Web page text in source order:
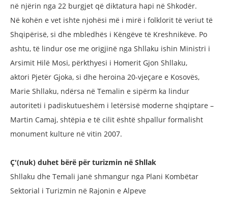
në njërin nga 22 burgjet që diktatura hapi në Shkodër.
Në kohën e vet ishte njohësi më i mirë i folklorit të veriut të
Shqipërisë, si dhe mbledhës i Këngëve të Kreshnikëve. Po
ashtu, të lindur ose me origjinë nga Shllaku ishin Ministri i
Arsimit Hilë Mosi, përkthyesi i Homerit Gjon Shllaku,
aktori Pjetër Gjoka, si dhe heroina 20-vjeçare e Kosovës,
Marie Shllaku, ndërsa në Temalin e sipërm ka lindur
autoriteti i padiskutueshëm i letërsisë moderne shqiptare –
Martin Camaj, shtëpia e të cilit është shpallur formalisht
monument kulture në vitin 2007.
Ç'(nuk) duhet bërë për turizmin në Shllak
Shllaku dhe Temali janë shmangur nga Plani Kombëtar
Sektorial i Turizmin në Rajonin e Alpeve